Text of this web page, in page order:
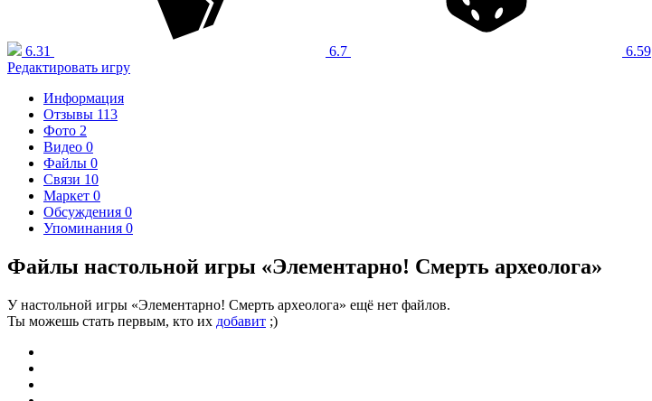
6.31 6.7
6.59
Редактировать игру
Информация
Отзывы 113
Фото 2
Видео 0
Файлы 0
Связи 10
Маркет 0
Обсуждения 0
Упоминания 0
Файлы настольной игры «Элементарно! Смерть археолога»
У настольной игры «Элементарно! Смерть археолога» ещё нет файлов.
Ты можешь стать первым, кто их добавит ;)